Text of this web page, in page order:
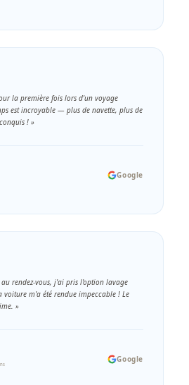
la première fois lors d'un voyage
est incroyable — plus de navette, plus de
! »
Google
rendez-vous, j'ai pris l'option lavage
m'a été rendue impeccable ! Le
»
Google